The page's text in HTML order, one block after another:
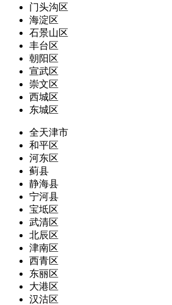
门头沟区
海淀区
石景山区
丰台区
朝阳区
宣武区
崇文区
西城区
东城区
全天津市
和平区
河东区
蓟县
静海县
宁河县
宝坻区
武清区
北辰区
津南区
西青区
东丽区
大港区
汉沽区